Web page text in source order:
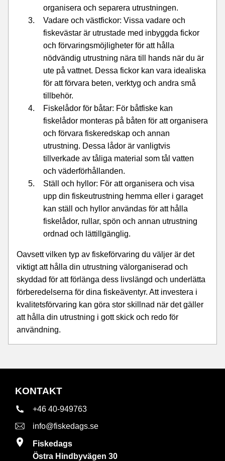
organisera och separera utrustningen.
Vadare och västfickor: Vissa vadare och
fiskevästar är utrustade med inbyggda fickor
och förvaringsmöjligheter för att hålla
nödvändig utrustning nära till hands när du är
ute på vattnet. Dessa fickor kan vara idealiska
för att förvara beten, verktyg och andra små
tillbehör.
Fiskelådor för båtar: För båtfiske kan
fiskelådor monteras på båten för att organisera
och förvara fiskeredskap och annan
utrustning. Dessa lådor är vanligtvis
tillverkade av tåliga material som tål vatten
och väderförhållanden.
Ställ och hyllor: För att organisera och visa
upp din fiskeutrustning hemma eller i garaget
kan ställ och hyllor användas för att hålla
fiskelådor, rullar, spön och annan utrustning
ordnad och lättillgänglig.
Oavsett vilken typ av fiskeförvaring du väljer är det
viktigt att hålla din utrustning välorganiserad och
skyddad för att förlänga dess livslängd och underlätta
förberedelserna för dina fiskeäventyr. Att investera i
kvalitetsförvaring kan göra stor skillnad när det gäller
att hålla din utrustning i gott skick och redo för
användning.
KONTAKT
+46 40-949763
info@fiskedags.se
Fiskedags
Östra Hindbyvägen 30